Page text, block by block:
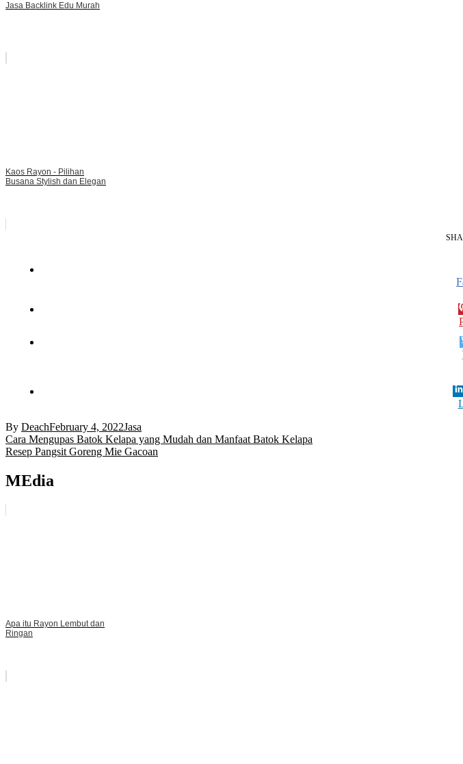
Jasa Backlink Edu Murah
Kaos Rayon - Pilihan
Busana Stylish dan Elegan
By DeachFebruary 4, 2022Jasa
Post
navigation
Cara Mengupas Batok Kelapa yang Mudah dan Manfaat Batok Kelapa
Resep Pangsit Goreng Mie Gacoan
MEdia
Apa itu Rayon Lembut dan
Ringan